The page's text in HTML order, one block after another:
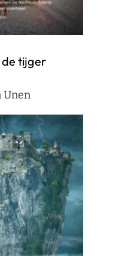
tijger
Unen